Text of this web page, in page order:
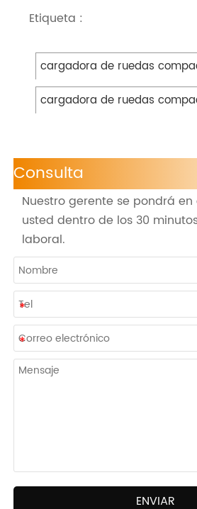
Etiqueta :
cargadora de ruedas
cargadora de ruedas
Consulta
Nuestro gerente se pondrá
usted dentro de los 30
laboral.
ENVIAR